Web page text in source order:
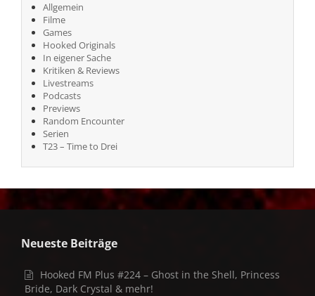
Allgemein
Filme
Games
Hooked Originals
In eigener Sache
Kritiken & Reviews
Livestreams
Podcasts
Previews
Random Encounter
Serien
T23 – Time to Drei
Neueste Beiträge
Hooked FM Plus #224 – Ghost in the Shell, Princess
Bride, Dark Crystal & mehr!